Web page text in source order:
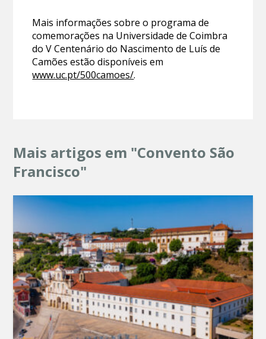
Mais informações sobre o programa de
comemorações na Universidade de Coimbra
do V Centenário do Nascimento de Luís de
Camões estão disponíveis em
www.uc.pt/500camoes/.
Mais artigos em "Convento São
Francisco"